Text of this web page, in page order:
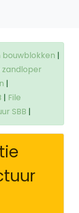
|
|
| File
SBB |